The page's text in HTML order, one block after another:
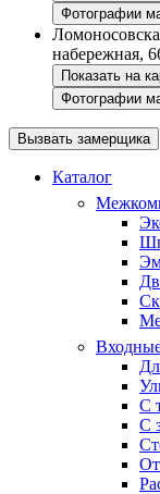
Фотографии
набережная,
Показать на
Фотографии
Вызвать замерщика
Каталог
С
С